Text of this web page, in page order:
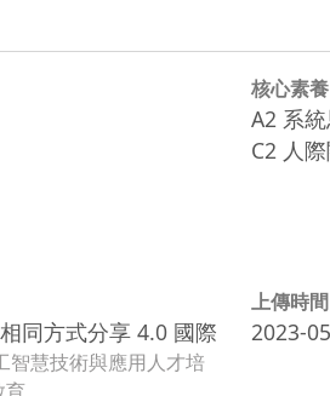
核心素養
A2 系
C2 人
同方式分享 4.0 國際
智慧技術與應用人才培
上傳時間
2023-